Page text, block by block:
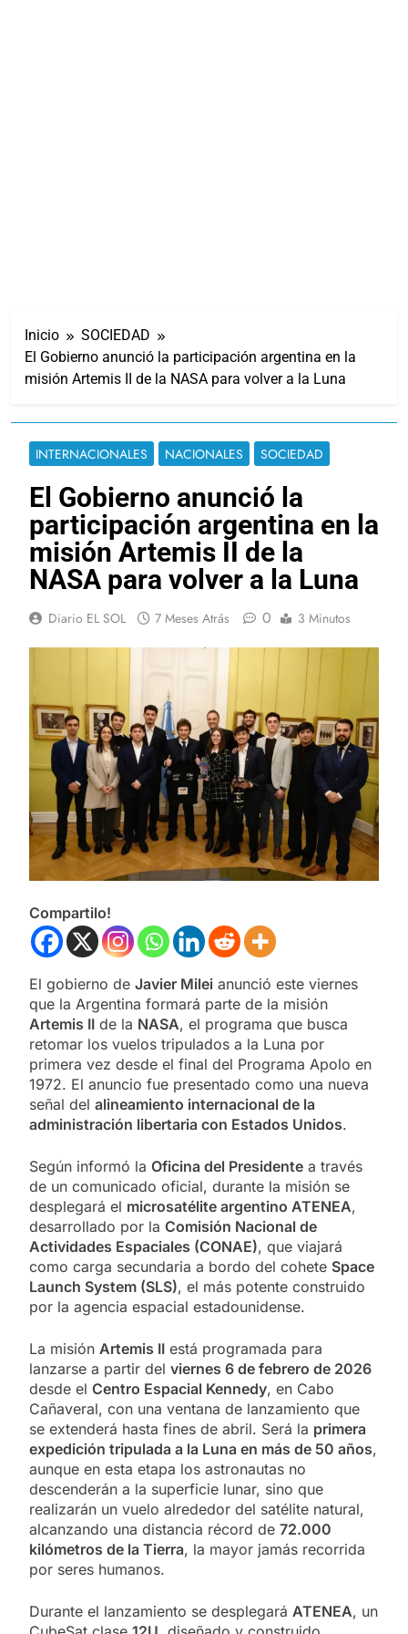
Inicio
SOCIEDAD
El Gobierno anunció la participación argentina en la
misión Artemis II de la NASA para volver a la Luna
INTERNACIONALES NACIONALES SOCIEDAD
El Gobierno anunció la
participación argentina en la
misión Artemis II de la
NASA para volver a la Luna
Diario EL SOL 7 Meses Atrás 0 3 Minutos
Compartilo!
El gobierno de Javier Milei anunció este viernes
que la Argentina formará parte de la misión
Artemis II de la NASA, el programa que busca
retomar los vuelos tripulados a la Luna por
primera vez desde el final del Programa Apolo en
1972. El anuncio fue presentado como una nueva
señal del alineamiento internacional de la
administración libertaria con Estados Unidos.
Según informó la Oficina del Presidente a través
de un comunicado oficial, durante la misión se
desplegará el microsatélite argentino ATENEA,
desarrollado por la Comisión Nacional de
Actividades Espaciales (CONAE), que viajará
como carga secundaria a bordo del cohete Space
Launch System (SLS), el más potente construido
por la agencia espacial estadounidense.
La misión Artemis II está programada para
lanzarse a partir del viernes 6 de febrero de 2026
desde el Centro Espacial Kennedy, en Cabo
Cañaveral, con una ventana de lanzamiento que
se extenderá hasta fines de abril. Será la primera
expedición tripulada a la Luna en más de 50 años,
aunque en esta etapa los astronautas no
descenderán a la superficie lunar, sino que
realizarán un vuelo alrededor del satélite natural,
alcanzando una distancia récord de 72.000
kilómetros de la Tierra, la mayor jamás recorrida
por seres humanos.
Durante el lanzamiento se desplegará ATENEA, un